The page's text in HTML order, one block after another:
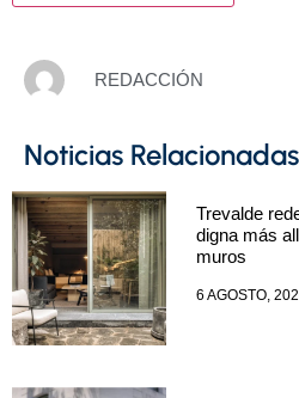
REDACCIÓN
Noticias Relacionadas
Trevalde
digna más
muros
6 AGOSTO,